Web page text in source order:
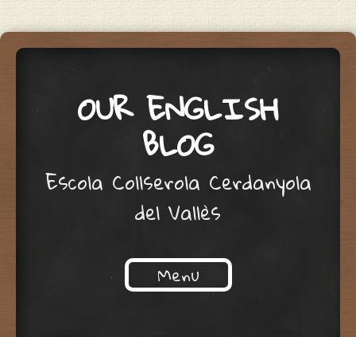
OUR ENGLISH
BLOG
Escola Collserola Cerdanyola
del Vallès
Menu